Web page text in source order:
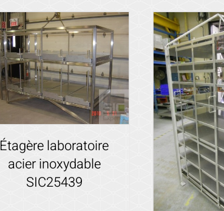
Étagère laboratoire
acier inoxydable
SIC25439